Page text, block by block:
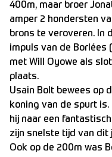
400m, maar broer
amper 2 hondersten
brons te veroveren. In
impuls van de Borlées
met Will Oyowe als
plaats.
Usain Bolt bewees op
koning van de spurt
hij naar een
zijn snelste tijd van dit
Ook op de 200m was